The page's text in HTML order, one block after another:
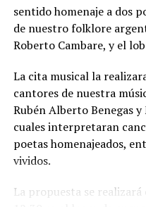
sentido homenaje a dos
de nuestro folklore
Roberto Cambare, y el
La cita musical la
cantores de nuestra
Rubén Alberto Benegas
cuales interpretaran
poetas homenajeados,
vividos.
La propuesta se